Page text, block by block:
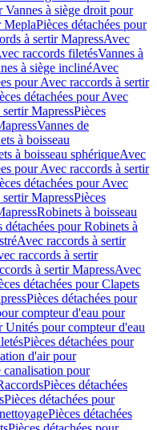
Vannes à siège droit pour
MeplaPièces détachées pour
à sertir MapressAvec
raccords filetésVannes à
à siège inclinéAvec
pour Avec raccords à sertir
détachées pour Avec
MapressPièces
Vannes de
à boisseau
à boisseau sphériqueAvec
pour Avec raccords à sertir
détachées pour Avec
MapressPièces
Robinets à boisseau
détachées pour Robinets à
Avec raccords à sertir
raccords à sertir
à sertir MapressAvec
détachées pour Clapets
Pièces détachées pour
compteur d'eau pour
Unités pour compteur d'eau
Pièces détachées pour
d'air pour
canalisation pour
Pièces détachées
Pièces détachées pour
Pièces détachées